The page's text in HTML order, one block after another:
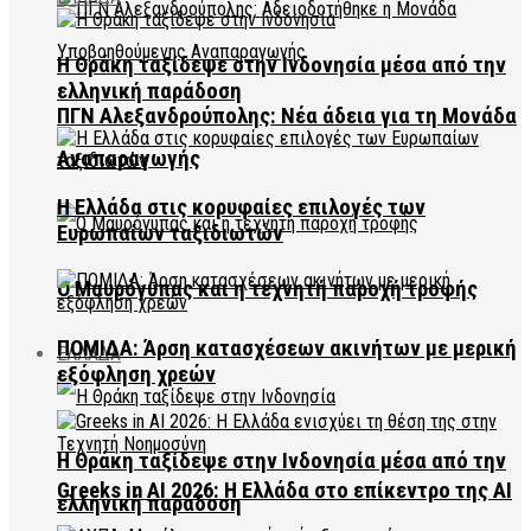
ΠΓΝ Αλεξανδρούπολης: Νέα άδεια για τη Μονάδα
Αναπαραγωγής
Ο Μαυρόγυπας και η τεχνητή παροχή τροφής
ΕΛΛΑΔΑ
Η Θράκη ταξίδεψε στην Ινδονησία μέσα από την
ελληνική παράδοση
Η Θράκη ταξίδεψε στην Ινδονησία μέσα από την
ελληνική παράδοση
Η Ελλάδα στις κορυφαίες επιλογές των
Ευρωπαίων ταξιδιωτών
ΠΟΜΙΔΑ: Άρση κατασχέσεων ακινήτων με μερική
εξόφληση χρεών
Greeks in AI 2026: Η Ελλάδα στο επίκεντρο της AI